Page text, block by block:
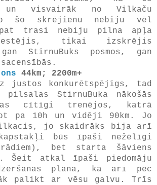
un visvairāk no Vilkaču
šo skrējienu nebiju vēl
trasi nebiju pilna apļa
tikai izskrējis
StirnuBuks posmos, gan
44km; 2200m+
justos konkurētspējīgs, tad
pilsalas StirnuBuka nākošās
cītīgi trenējos, katrā
pa 10h un vidēji 90km. Jo
jo skaidrāks bija arī
būs īpaši nežēlīgi
bet starta šāviens
Šeit atkal īpaši piedomāju
plāna, kā arī pēc
palikt ar vēsu galvu. Trīs